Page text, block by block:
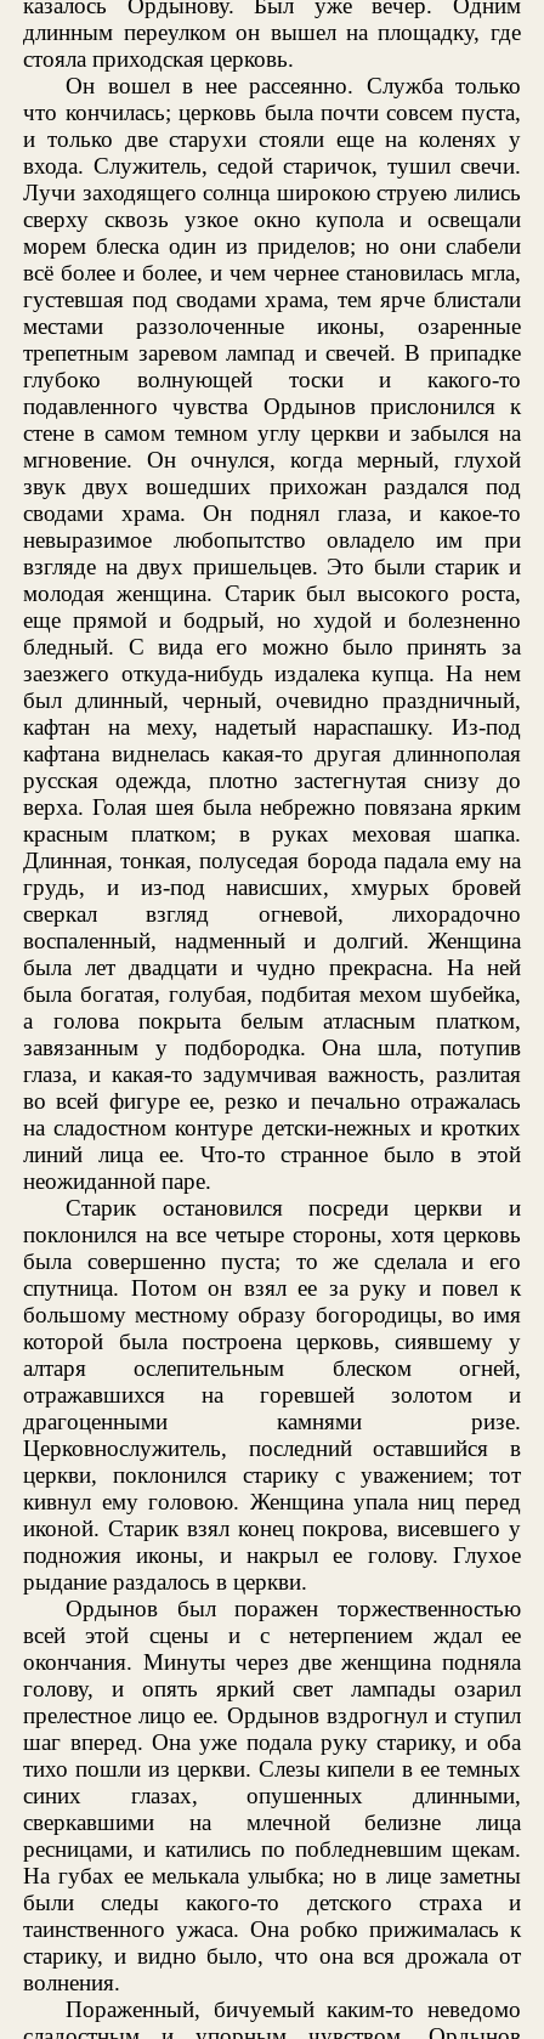
казалось Ордынову. Был уже вечер. Одним
длинным переулком он вышел на площадку, где
стояла приходская церковь.
Он вошел в нее рассеянно. Служба только
что кончилась; церковь была почти совсем пуста,
и только две старухи стояли еще на коленях у
входа. Служитель, седой старичок, тушил свечи.
Лучи заходящего солнца широкою струею лились
сверху сквозь узкое окно купола и освещали
морем блеска один из приделов; но они слабели
всё более и более, и чем чернее становилась мгла,
густевшая под сводами храма, тем ярче блистали
местами раззолоченные иконы, озаренные
трепетным заревом лампад и свечей. В припадке
глубоко волнующей тоски и какого-то
подавленного чувства Ордынов прислонился к
стене в самом темном углу церкви и забылся на
мгновение. Он очнулся, когда мерный, глухой
звук двух вошедших прихожан раздался под
сводами храма. Он поднял глаза, и какое-то
невыразимое любопытство овладело им при
взгляде на двух пришельцев. Это были старик и
молодая женщина. Старик был высокого роста,
еще прямой и бодрый, но худой и болезненно
бледный. С вида его можно было принять за
заезжего откуда-нибудь издалека купца. На нем
был длинный, черный, очевидно праздничный,
кафтан на меху, надетый нараспашку. Из-под
кафтана виднелась какая-то другая длиннополая
русская одежда, плотно застегнутая снизу до
верха. Голая шея была небрежно повязана ярким
красным платком; в руках меховая шапка.
Длинная, тонкая, полуседая борода падала ему на
грудь, и из-под нависших, хмурых бровей
сверкал взгляд огневой, лихорадочно
воспаленный, надменный и долгий. Женщина
была лет двадцати и чудно прекрасна. На ней
была богатая, голубая, подбитая мехом шубейка,
а голова покрыта белым атласным платком,
завязанным у подбородка. Она шла, потупив
глаза, и какая-то задумчивая важность, разлитая
во всей фигуре ее, резко и печально отражалась
на сладостном контуре детски-нежных и кротких
линий лица ее. Что-то странное было в этой
неожиданной паре.
Старик остановился посреди церкви и
поклонился на все четыре стороны, хотя церковь
была совершенно пуста; то же сделала и его
спутница. Потом он взял ее за руку и повел к
большому местному образу богородицы, во имя
которой была построена церковь, сиявшему у
алтаря ослепительным блеском огней,
отражавшихся на горевшей золотом и
драгоценными камнями ризе.
Церковнослужитель, последний оставшийся в
церкви, поклонился старику с уважением; тот
кивнул ему головою. Женщина упала ниц перед
иконой. Старик взял конец покрова, висевшего у
подножия иконы, и накрыл ее голову. Глухое
рыдание раздалось в церкви.
Ордынов был поражен торжественностью
всей этой сцены и с нетерпением ждал ее
окончания. Минуты через две женщина подняла
голову, и опять яркий свет лампады озарил
прелестное лицо ее. Ордынов вздрогнул и ступил
шаг вперед. Она уже подала руку старику, и оба
тихо пошли из церкви. Слезы кипели в ее темных
синих глазах, опушенных длинными,
сверкавшими на млечной белизне лица
ресницами, и катились по побледневшим щекам.
На губах ее мелькала улыбка; но в лице заметны
были следы какого-то детского страха и
таинственного ужаса. Она робко прижималась к
старику, и видно было, что она вся дрожала от
волнения.
Пораженный, бичуемый каким-то неведомо